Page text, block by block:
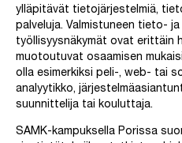
ylläpitävät tietojärjestelmiä,
palveluja. Valmistuneen tieto-
työllisyysnäkymät ovat erittäin
muotoutuvat osaamisen
olla esimerkiksi peli-, web- tai
analyytikko,
suunnittelija tai kouluttaja.
SAMK-kampuksella Porissa